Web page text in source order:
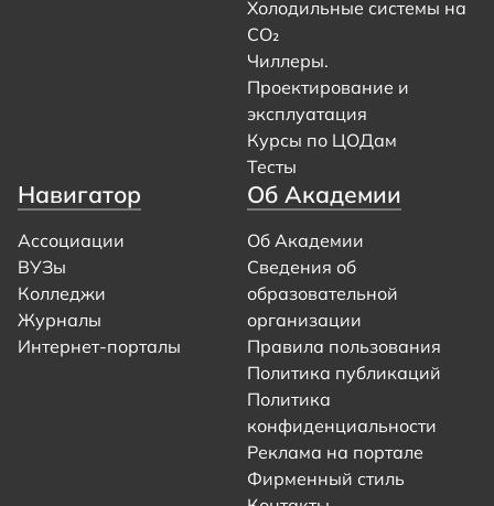
Холодильные системы на
CO₂
Чиллеры.
Проектирование и
эксплуатация
Курсы по ЦОДам
Тесты
Навигатор
Ассоциации
ВУЗы
Колледжи
Журналы
Интернет-порталы
Об Академии
Об Академии
Сведения об
образовательной
организации
Правила пользования
Политика публикаций
Политика
конфиденциальности
Реклама на портале
Фирменный стиль